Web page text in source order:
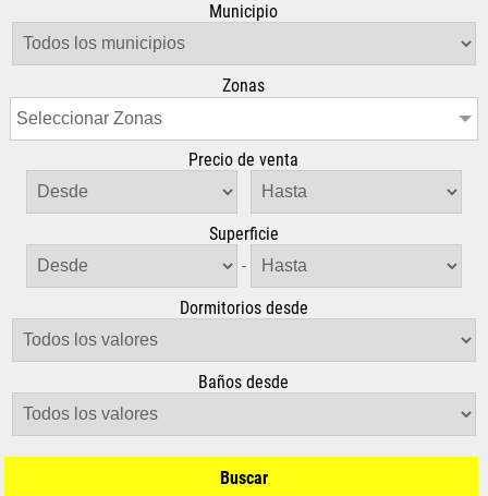
Municipio
Zonas
Seleccionar Zonas
Precio de venta
Superficie
-
Dormitorios desde
Baños desde
Buscar